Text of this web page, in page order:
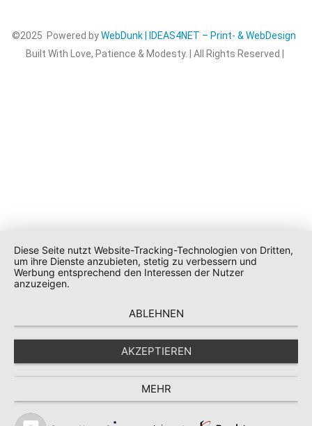
©2025 Powered byWebDunk | IDEAS4NET – Print- & WebDesign
Built With Love, Patience & Modesty. | All Rights Reserved |
Diese Seite nutzt Website-Tracking-Technologien von Dritten,
um ihre Dienste anzubieten, stetig zu verbessern und
Werbung entsprechend den Interessen der Nutzer
anzuzeigen.
ABLEHNEN
AKZEPTIEREN
MEHR